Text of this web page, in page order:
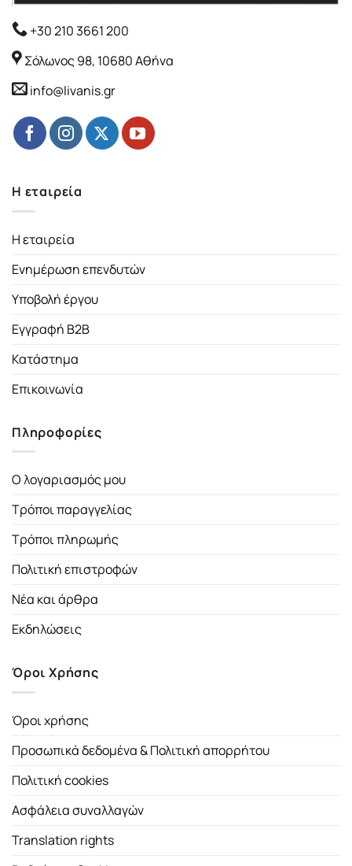
+30 210 3661 200
Σόλωνος 98, 10680 Αθήνα
info@livanis.gr
Η εταιρεία
Η εταιρεία
Ενημέρωση επενδυτών
Υποβολή έργου
Εγγραφή B2B
Κατάστημα
Επικοινωνία
Πληροφορίες
Ο λογαριασμός μου
Τρόποι παραγγελίας
Τρόποι πληρωμής
Πολιτική επιστροφών
Νέα και άρθρα
Εκδηλώσεις
Όροι Χρήσης
Όροι χρήσης
Προσωπικά δεδομένα & Πολιτική απορρήτου
Πολιτική cookies
Ασφάλεια συναλλαγών
Translation rights